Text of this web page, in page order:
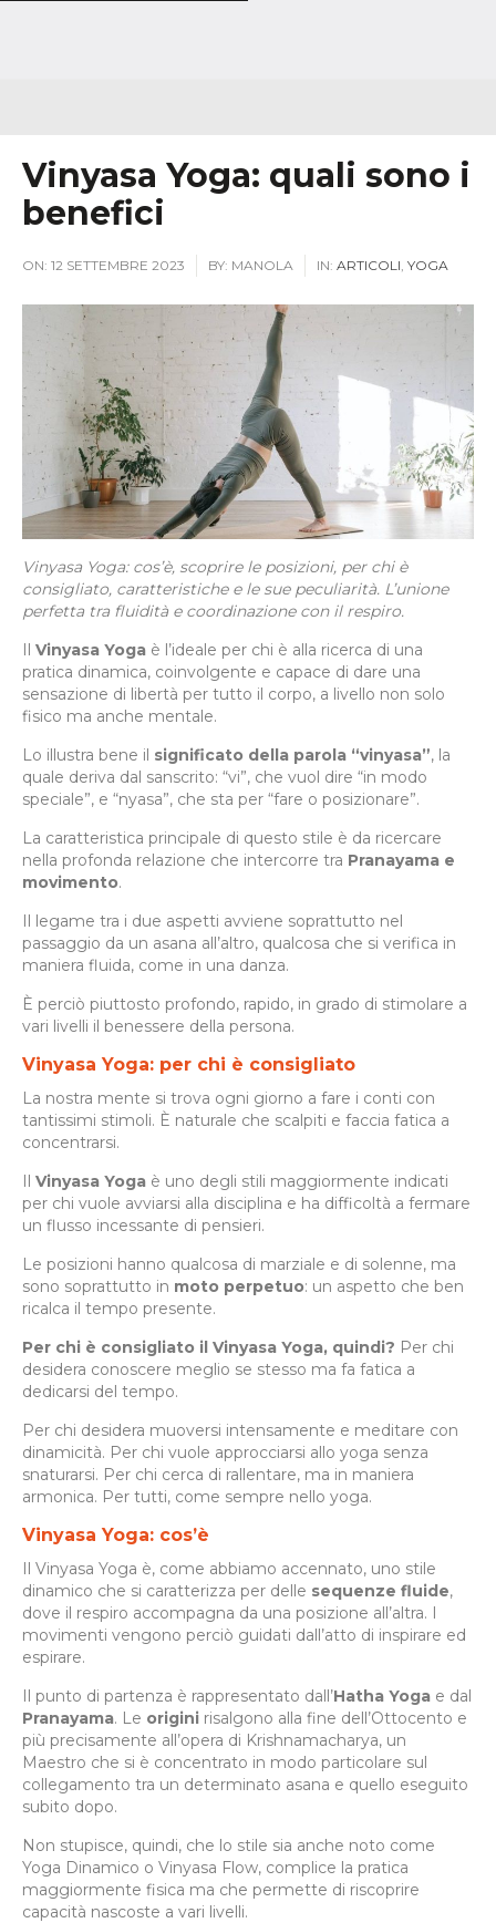
Vinyasa Yoga: quali sono i
benefici
ON: 12 SETTEMBRE 2023 BY: MANOLA IN: ARTICOLI, YOGA
Vinyasa Yoga: cos’è, scoprire le posizioni, per chi è
consigliato, caratteristiche e le sue peculiarità. L’unione
perfetta tra fluidità e coordinazione con il respiro.
Il Vinyasa Yoga è l’ideale per chi è alla ricerca di una
pratica dinamica, coinvolgente e capace di dare una
sensazione di libertà per tutto il corpo, a livello non solo
fisico ma anche mentale.
Lo illustra bene il significato della parola “vinyasa”, la
quale deriva dal sanscrito: “vi”, che vuol dire “in modo
speciale”, e “nyasa”, che sta per “fare o posizionare”.
La caratteristica principale di questo stile è da ricercare
nella profonda relazione che intercorre tra Pranayama e
movimento.
Il legame tra i due aspetti avviene soprattutto nel
passaggio da un asana all’altro, qualcosa che si verifica in
maniera fluida, come in una danza.
È perciò piuttosto profondo, rapido, in grado di stimolare a
vari livelli il benessere della persona.
Vinyasa Yoga: per chi è consigliato
La nostra mente si trova ogni giorno a fare i conti con
tantissimi stimoli. È naturale che scalpiti e faccia fatica a
concentrarsi.
Il Vinyasa Yoga è uno degli stili maggiormente indicati
per chi vuole avviarsi alla disciplina e ha difficoltà a fermare
un flusso incessante di pensieri.
Le posizioni hanno qualcosa di marziale e di solenne, ma
sono soprattutto in moto perpetuo: un aspetto che ben
ricalca il tempo presente.
Per chi è consigliato il Vinyasa Yoga, quindi? Per chi
desidera conoscere meglio se stesso ma fa fatica a
dedicarsi del tempo.
Per chi desidera muoversi intensamente e meditare con
dinamicità. Per chi vuole approcciarsi allo yoga senza
snaturarsi. Per chi cerca di rallentare, ma in maniera
armonica. Per tutti, come sempre nello yoga.
Vinyasa Yoga: cos’è
Il Vinyasa Yoga è, come abbiamo accennato, uno stile
dinamico che si caratterizza per delle sequenze fluide,
dove il respiro accompagna da una posizione all’altra. I
movimenti vengono perciò guidati dall’atto di inspirare ed
espirare.
Il punto di partenza è rappresentato dall’Hatha Yoga e dal
Pranayama. Le origini risalgono alla fine dell’Ottocento e
più precisamente all’opera di Krishnamacharya, un
Maestro che si è concentrato in modo particolare sul
collegamento tra un determinato asana e quello eseguito
subito dopo.
Non stupisce, quindi, che lo stile sia anche noto come
Yoga Dinamico o Vinyasa Flow, complice la pratica
maggiormente fisica ma che permette di riscoprire
capacità nascoste a vari livelli.